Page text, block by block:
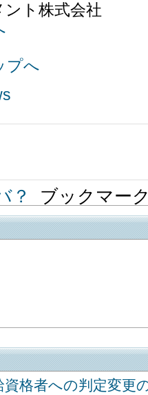
ント株式会社
プへ
？ ブックマー
資格者への判定変更